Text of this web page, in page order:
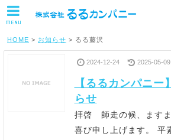
HOME > お知らせ > るる藤沢
2024-12-24 2025-05-09
【るるカンパニー
らせ
拝啓 師走の候、ます
喜び申し上げます。 平
MENU